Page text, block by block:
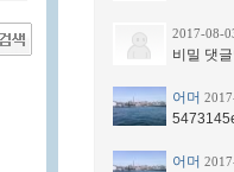
2017-08-
비밀 댓
어머
어머